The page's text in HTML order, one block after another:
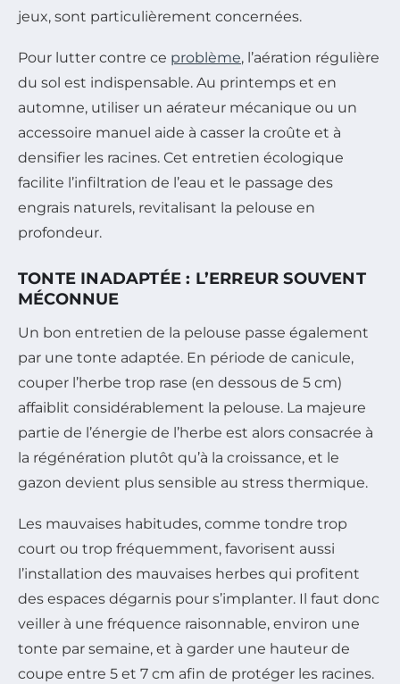
jeux, sont particulièrement concernées.
Pour lutter contre ce problème, l’aération régulière
du sol est indispensable. Au printemps et en
automne, utiliser un aérateur mécanique ou un
accessoire manuel aide à casser la croûte et à
densifier les racines. Cet entretien écologique
facilite l’infiltration de l’eau et le passage des
engrais naturels, revitalisant la pelouse en
profondeur.
TONTE INADAPTÉE : L’ERREUR SOUVENT
MÉCONNUE
Un bon entretien de la pelouse passe également
par une tonte adaptée. En période de canicule,
couper l’herbe trop rase (en dessous de 5 cm)
affaiblit considérablement la pelouse. La majeure
partie de l’énergie de l’herbe est alors consacrée à
la régénération plutôt qu’à la croissance, et le
gazon devient plus sensible au stress thermique.
Les mauvaises habitudes, comme tondre trop
court ou trop fréquemment, favorisent aussi
l’installation des mauvaises herbes qui profitent
des espaces dégarnis pour s’implanter. Il faut donc
veiller à une fréquence raisonnable, environ une
tonte par semaine, et à garder une hauteur de
coupe entre 5 et 7 cm afin de protéger les racines.